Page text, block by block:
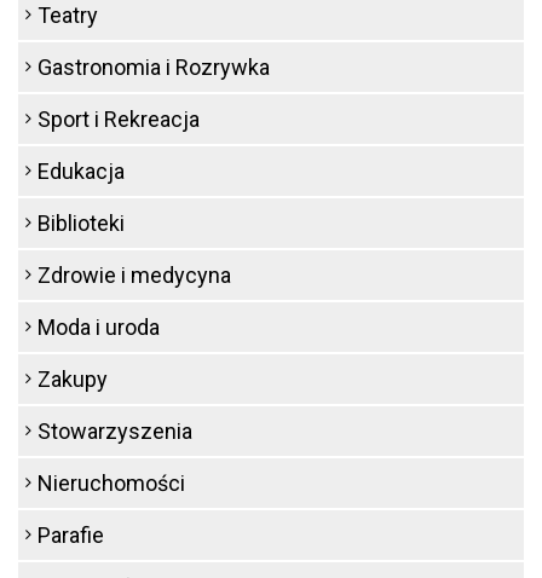
Teatry
Gastronomia i Rozrywka
Sport i Rekreacja
Edukacja
Biblioteki
Zdrowie i medycyna
Moda i uroda
Zakupy
Stowarzyszenia
Nieruchomości
Parafie